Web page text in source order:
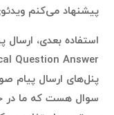
پیشنهاد می‌کنم
استفاده بعدی، ارسال
پنل‌های ارسال پیام
سوال هست که ما در